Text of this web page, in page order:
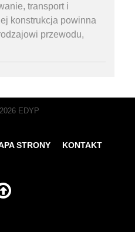
transport i
konstrukcja powinna
przewodu,
EDYP
STRONY KONTAKT